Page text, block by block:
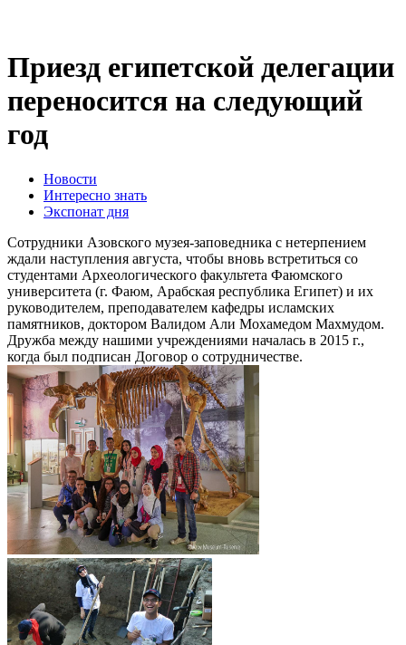
Приезд египетской делегации
переносится на следующий
год
Новости
Интересно знать
Экспонат дня
Сотрудники Азовского музея-заповедника с нетерпением
ждали наступления августа, чтобы вновь встретиться со
студентами Археологического факультета Фаюмского
университета (г. Фаюм, Арабская республика Египет) и их
руководителем, преподавателем кафедры исламских
памятников, доктором Валидом Али Мохамедом Махмудом.
Дружба между нашими учреждениями началась в 2015 г.,
когда был подписан Договор о сотрудничестве.